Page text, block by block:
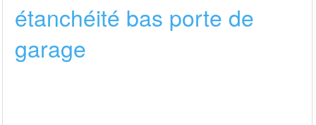
étanchéité bas porte de
garage